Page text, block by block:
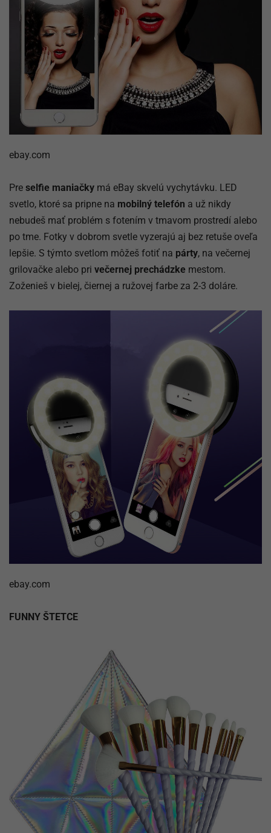
ebay.com
Pre selfie maniačky má eBay skvelú vychytávku. LED
svetlo, ktoré sa pripne na mobilný telefón a už nikdy
nebudeš mať problém s fotením v tmavom prostredí alebo
po tme. Fotky v dobrom svetle vyzerajú aj bez retuše oveľa
lepšie. S týmto svetlom môžeš fotiť na párty, na večernej
grilovačke alebo pri večernej prechádzke mestom.
Zoženieš v bielej, čiernej a ružovej farbe za 2-3 doláre.
ebay.com
FUNNY ŠTETCE